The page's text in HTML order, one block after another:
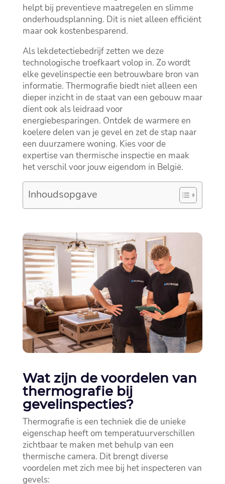
helpt bij preventieve maatregelen en slimme
onderhoudsplanning.​ Dit is niet alleen efficiënt
maar ook kostenbesparend.​
Als lekdetectiebedrijf zetten we deze
technologische troefkaart volop in.​ Zo wordt
elke gevelinspectie een betrouwbare bron van
informatie.​ Thermografie biedt niet alleen een
dieper inzicht in de staat van een gebouw maar
dient ook als leidraad voor
energiebesparingen.​ Ontdek de warmere en
koelere delen van je gevel en zet de stap naar
een duurzamere woning.​ Kies voor de
expertise van thermische inspectie en maak
het verschil voor jouw eigendom in België.​
Inhoudsopgave
Wat zijn de voordelen van
thermografie bij
gevelinspecties?
Thermografie is een techniek die de unieke
eigenschap heeft om temperatuurverschillen
zichtbaar te maken met behulp van een
thermische camera.​ Dit brengt diverse
voordelen met zich mee bij het inspecteren van
gevels: